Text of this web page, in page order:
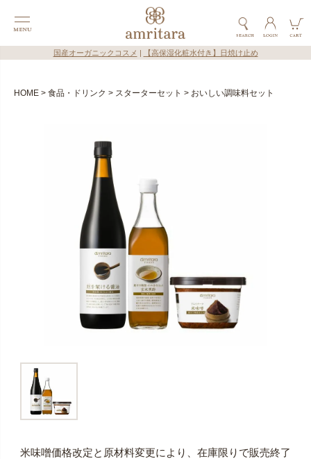
国産オーガニックコスメ 【高保湿化粧水付き】日焼け止め
HOME 食品・ドリンク スターターセット おいしい調味料セット
米味噌価格改定と原材料変更により、在庫限りで販売終了